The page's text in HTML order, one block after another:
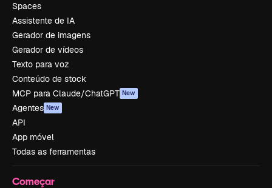
Spaces
Assistente de IA
Gerador de imagens
Gerador de vídeos
Texto para voz
Conteúdo de stock
MCP para Claude/ChatGPT New
Agentes New
API
App móvel
Todas as ferramentas
Começar